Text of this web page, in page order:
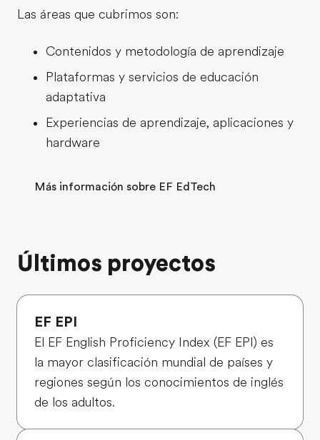
Las áreas que cubrimos son:
Contenidos y metodología de aprendizaje
Plataformas y servicios de educación
adaptativa
Experiencias de aprendizaje, aplicaciones y
hardware
Más información sobre EF EdTech
Últimos proyectos
EF EPI
El EF English Proficiency Index (EF EPI) es
la mayor clasificación mundial de países y
regiones según los conocimientos de inglés
de los adultos.